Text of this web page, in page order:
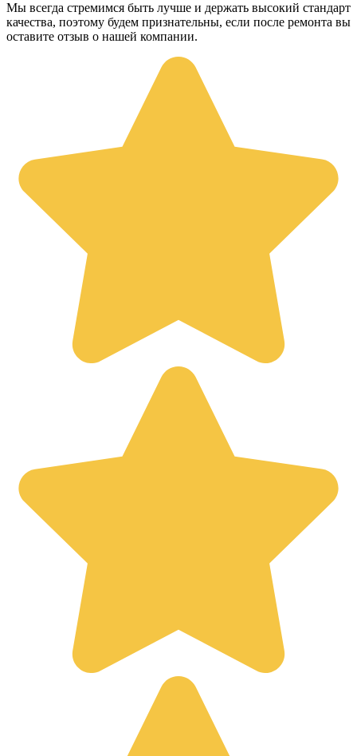
Мы всегда стремимся быть лучше и держать высокий стандарт
качества, поэтому будем признательны, если после ремонта вы
оставите отзыв о нашей компании.